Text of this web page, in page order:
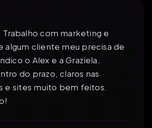
com marketing e
algum cliente meu precisa de
o Alex e a Graziela.
do prazo, claros nas
e sites muito bem feitos.